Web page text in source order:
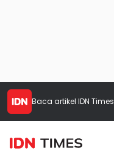
Baca artikel IDN Times